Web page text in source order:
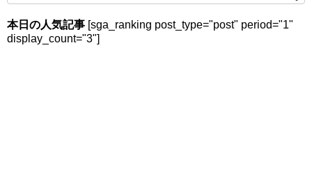
Powered by livedoor 相互RSS
本日の人気記事 [sga_ranking post_type="post" period="1"
display_count="3"]